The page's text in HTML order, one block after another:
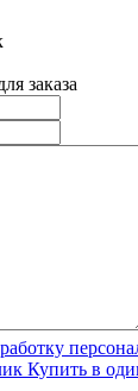
заказа
Купить в